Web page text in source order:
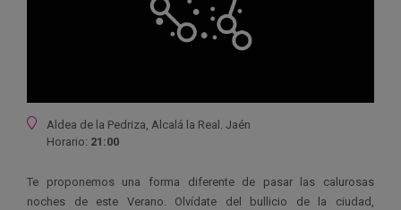
Ubicación
Aldea de la Pedriza, Alcalá la Real. Jaén
Horario: 21:00
Te proponemos una forma diferente de pasar las calurosas
noches de este Verano. Olvídate del bullicio de la ciudad,